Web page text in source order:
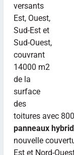
versants
Est, Ouest,
Sud-Est et
Sud-Ouest,
couvrant
14000 m2
de la
surface
des
toitures avec
panneaux
nouvelle
Est et Nord-